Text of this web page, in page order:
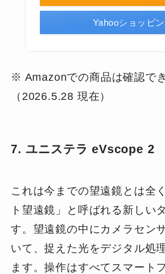
Yahooショッピ
※ Amazonでの商品は確認で
（2026.5.28 現在）
7. ユニステラ eVscope 2
これは今までの望遠鏡とは全
ト望遠鏡」と呼ばれる新しい
す。望遠鏡の中にカメラセン
いて、捉えた光をデジタル処
ます。操作はすべてスマート